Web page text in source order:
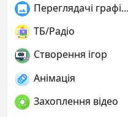
Переглядачі графіки
ТБ/Радіо
Створення ігор
Анімація
Захоплення відео